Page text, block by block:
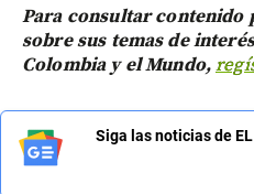
Para consultar
sobre sus temas de
Colombia y el Mundo,
Siga las noticias de